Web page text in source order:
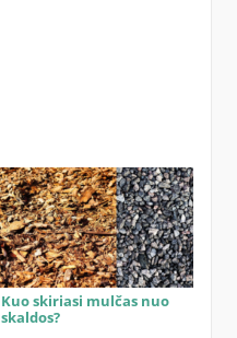
Kuo skiriasi mulčas nuo
skaldos?